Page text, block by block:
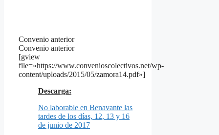
Convenio anterior
Convenio anterior
[gview
file=»https://www.convenioscolectivos.net/wp-
content/uploads/2015/05/zamora14.pdf»]
Descarga:
No laborable en Benavante las
tardes de los días, 12, 13 y 16
de junio de 2017